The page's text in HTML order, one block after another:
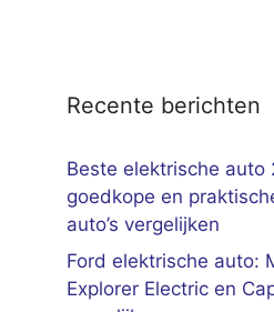
Recente berichten
Beste elektrische auto
goedkope en
auto’s vergelijken
Ford elektrische auto:
Explorer Electric en